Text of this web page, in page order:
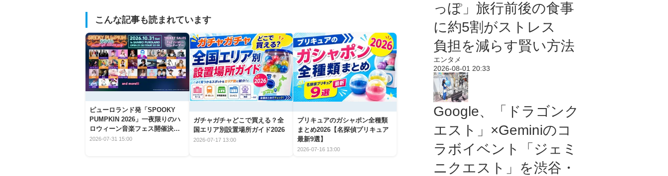
こんな記事も読まれています
ピューロランド発「SPOOKY
PUMPKIN 2026」一夜限りのハ
ロウィーン音楽フェス開催決
定！
2026-07-31 15:00
ガチャガチャどこで買える？全
国エリア別設置場所ガイド2026
2026-07-17 13:00
プリキュアのガシャポン全種類
まとめ2026【名探偵プリキュア
最新9選】
2026-07-16 13:00
っぽ」旅行前後の食事
に約5割がストレス
負担を減らす賢い方法
エンタメ
2026-08-01 20:33
Google、「ドラゴンク
エスト」×Geminiのコ
ラボイベント「ジェミ
ニクエスト」を渋谷・